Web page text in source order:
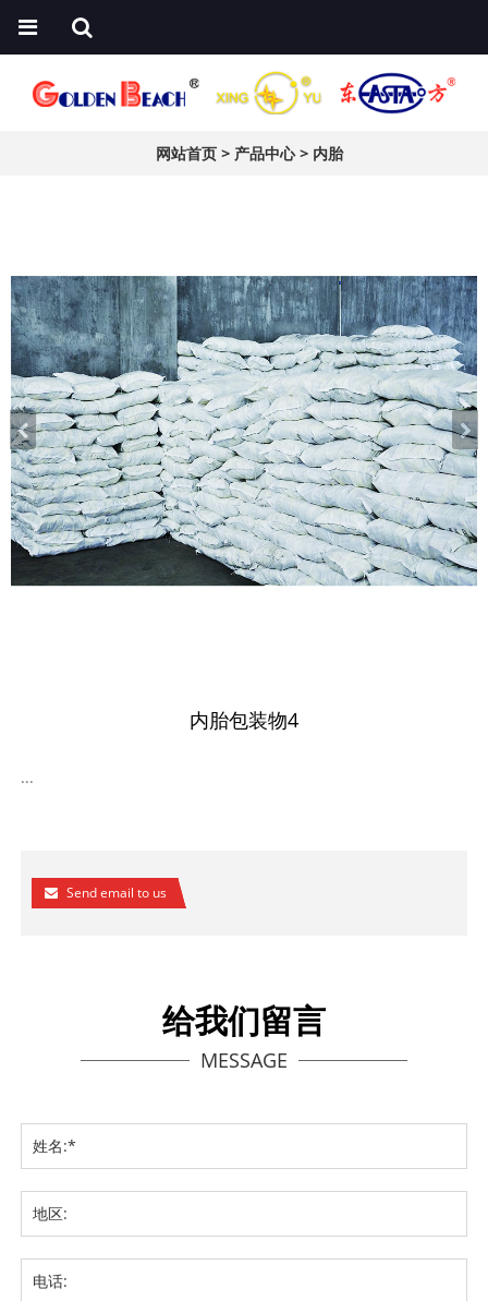
网站首页> 产品中心> 内胎
内胎包装物4
...
Send email to us
给我们留言
MESSAGE